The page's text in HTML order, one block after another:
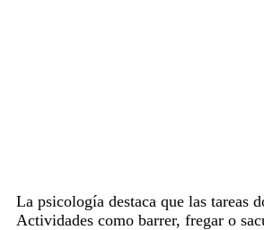
La psicología destaca que las tareas
Actividades como barrer, fregar o